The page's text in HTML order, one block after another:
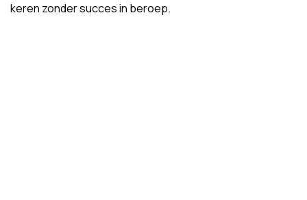
keren zonder succes in beroep.